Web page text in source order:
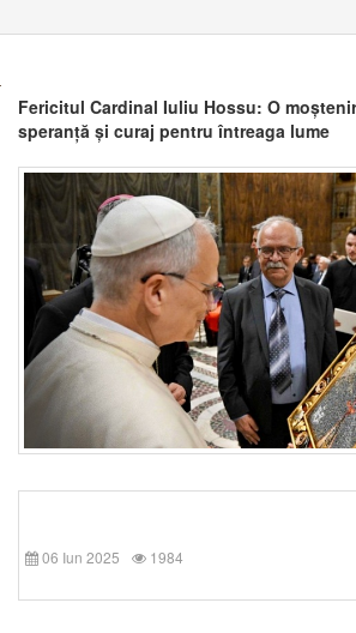
Fericitul Cardinal Iuliu Hossu: O
speranță și curaj pentru întreaga lume
06 Iun 2025 1984